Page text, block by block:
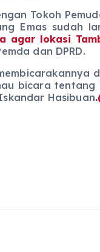
Pemuda
Emas sudah
agar lokasi
dan DPRD.
di
bicara
Hasibuan